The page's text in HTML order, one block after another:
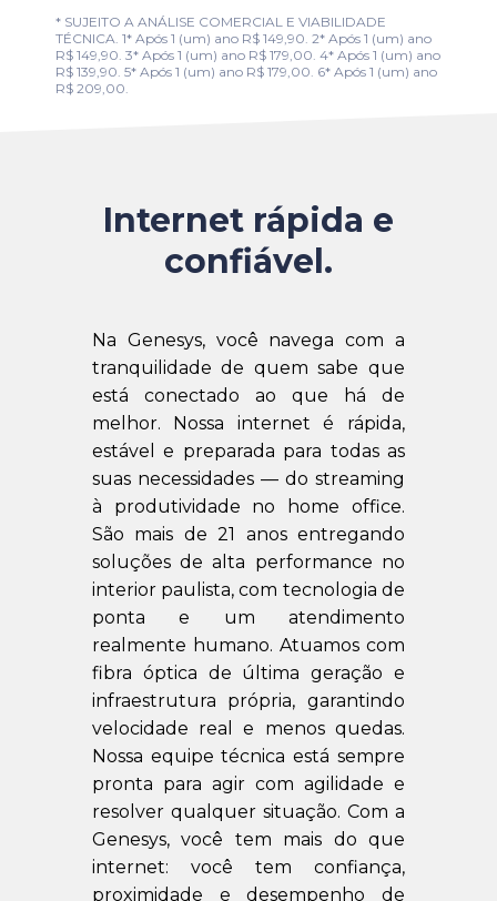
* SUJEITO A ANÁLISE COMERCIAL E VIABILIDADE
TÉCNICA. 1* Após 1 (um) ano R$ 149,90. 2* Após 1 (um) ano
R$ 149,90. 3* Após 1 (um) ano R$ 179,00. 4* Após 1 (um) ano
R$ 139,90. 5* Após 1 (um) ano R$ 179,00. 6* Após 1 (um) ano
R$ 209,00.
Internet rápida e
confiável.
Na Genesys, você navega com a
tranquilidade de quem sabe que
está conectado ao que há de
melhor. Nossa internet é rápida,
estável e preparada para todas as
suas necessidades — do streaming
à produtividade no home office.
São mais de 21 anos entregando
soluções de alta performance no
interior paulista, com tecnologia de
ponta e um atendimento
realmente humano. Atuamos com
fibra óptica de última geração e
infraestrutura própria, garantindo
velocidade real e menos quedas.
Nossa equipe técnica está sempre
pronta para agir com agilidade e
resolver qualquer situação. Com a
Genesys, você tem mais do que
internet: você tem confiança,
proximidade e desempenho de